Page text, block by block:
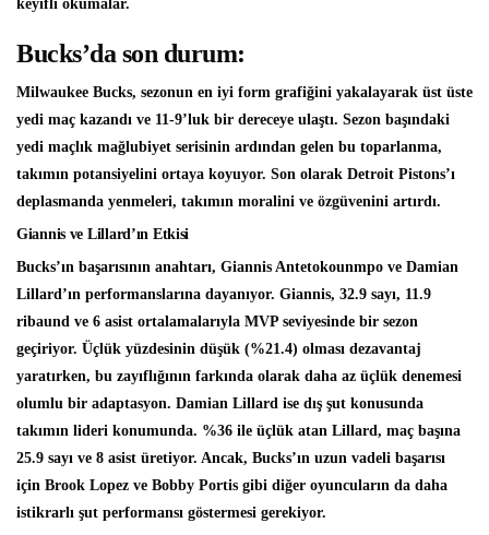
keyifli okumalar.
Bucks’da son durum:
Milwaukee Bucks, sezonun en iyi form grafiğini yakalayarak üst üste
yedi maç kazandı ve 11-9’luk bir dereceye ulaştı. Sezon başındaki
yedi maçlık mağlubiyet serisinin ardından gelen bu toparlanma,
takımın potansiyelini ortaya koyuyor. Son olarak Detroit Pistons’ı
deplasmanda yenmeleri, takımın moralini ve özgüvenini artırdı.
Giannis ve Lillard’ın Etkisi
Bucks’ın başarısının anahtarı, Giannis Antetokounmpo ve Damian
Lillard’ın performanslarına dayanıyor. Giannis, 32.9 sayı, 11.9
ribaund ve 6 asist ortalamalarıyla MVP seviyesinde bir sezon
geçiriyor. Üçlük yüzdesinin düşük (%21.4) olması dezavantaj
yaratırken, bu zayıflığının farkında olarak daha az üçlük denemesi
olumlu bir adaptasyon. Damian Lillard ise dış şut konusunda
takımın lideri konumunda. %36 ile üçlük atan Lillard, maç başına
25.9 sayı ve 8 asist üretiyor. Ancak, Bucks’ın uzun vadeli başarısı
için Brook Lopez ve Bobby Portis gibi diğer oyuncuların da daha
istikrarlı şut performansı göstermesi gerekiyor.